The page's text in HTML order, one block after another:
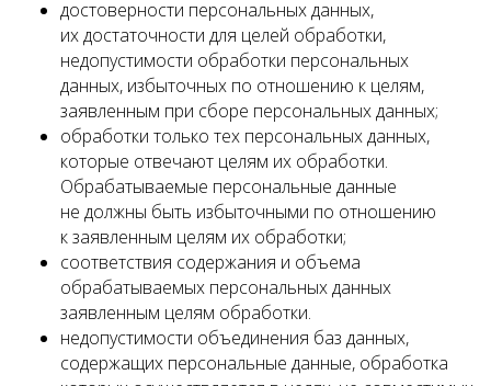
достоверности персональных данных,
их достаточности для целей обработки,
недопустимости обработки персональных
данных, избыточных по отношению к целям,
заявленным при сборе персональных данных;
обработки только тех персональных данных,
которые отвечают целям их обработки.
Обрабатываемые персональные данные
не должны быть избыточными по отношению
к заявленным целям их обработки;
соответствия содержания и объема
обрабатываемых персональных данных
заявленным целям обработки.
недопустимости объединения баз данных,
содержащих персональные данные, обработка